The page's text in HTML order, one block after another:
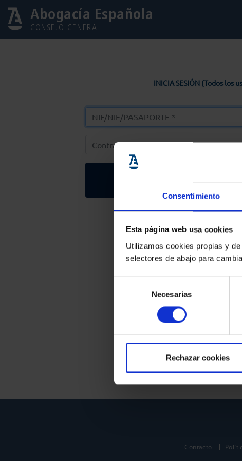
Consentimiento
Esta página web usa cookies
Utilizamos cookies propias y
selectores de abajo para
consentimiento
Necesarias
Rechazar cookies
Abogacía Española
CONSEJO GENERAL
INICIA SESIÓN (Todos los
Entrar
Solicitar
Contacto